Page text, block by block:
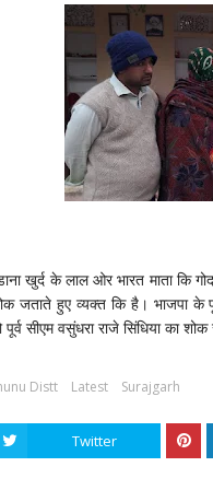
खुर्द के लाल ओर भारत माता कि
जताते हुए व्यक्त कि है। भाजपा के
सीएम वसुंधरा राजे सिंधिया का
Distt Latest Surajgarh
Twitter